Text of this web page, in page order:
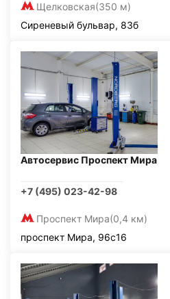
Щелковская(350 м)
Сиреневый бульвар, 83б
Автосервис Проспект Мира
+7 (495) 023-42-98
Проспект Мира(0,4 км)
проспект Мира, 96с16